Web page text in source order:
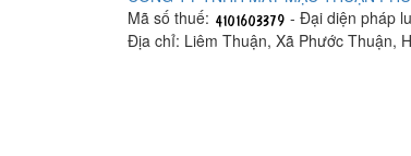
Mã số thuế:
- Đại diện pháp
Địa chỉ: Liêm Thuận, Xã Phước Thuận,